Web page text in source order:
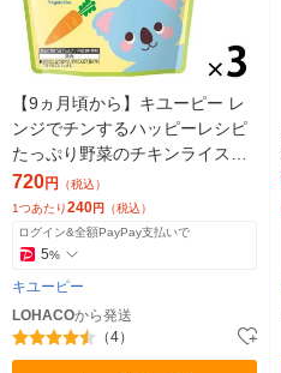
【9ヵ月頃から】キユーピー レ
ンジでチンするハッピーレシピ
たっぷり野菜のチキンライス3
袋 ベビーフード 離乳食
720円
（税込）
1つあたり240円 （税込）
ログイン&全額PayPay支払いで
5%
キユーピー
LOHACOから発送
（4）